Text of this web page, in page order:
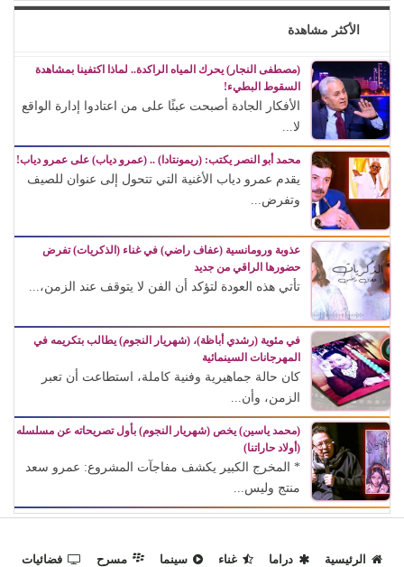
الأكثر مشاهدة
(مصطفى النجار) يحرك المياه الراكدة.. لماذا اكتفينا بمشاهدة
السقوط البطيء!
الأفكار الجادة أصبحت عبئًا على من اعتادوا إدارة الواقع
لا...
محمد أبو النصر يكتب: (ريمونتادا) .. (عمرو دياب) على عمرو دياب!
يقدم عمرو دياب الأغنية التي تتحول إلى عنوان للصيف
وتفرض...
عذوبة ورومانسية (عفاف راضي) في غناء (الذكريات) تفرض
حضورها الراقي من جديد
تأتي هذه العودة لتؤكد أن الفن لا يتوقف عند الزمن،...
في مئوية (رشدي أباظة)، (شهريار النجوم) يطالب بتكريمه في
المهرجانات السينمائية
كان حالة جماهيرية وفنية كاملة، استطاعت أن تعبر
الزمن، وأن...
(محمد ياسين) يخص (شهريار النجوم) بأول تصريحاته عن مسلسله
(أولاد حاراتنا)
* المخرج الكبير يكشف مفاجآت المشروع: عمرو سعد
منتج وليس...
الرئيسية دراما غناء سينما مسرح فضائيات